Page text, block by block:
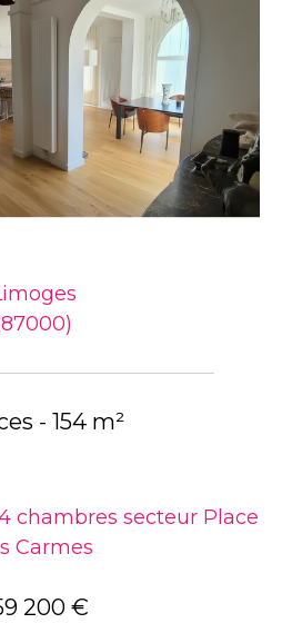
- 154 m²
chambres secteur Place
Carmes
200 €